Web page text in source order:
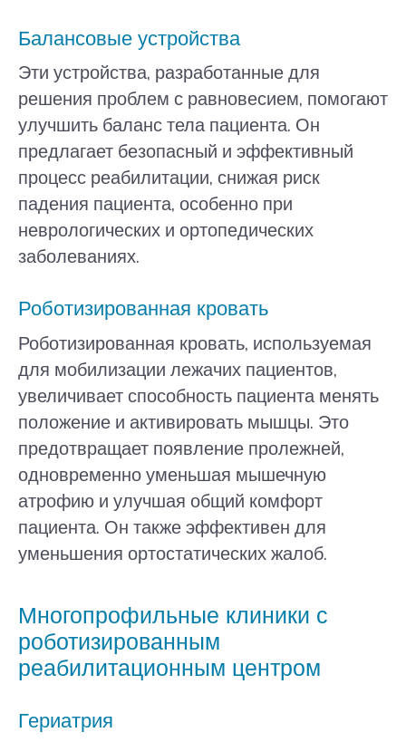
Балансовые устройства
Эти устройства, разработанные для
решения проблем с равновесием, помогают
улучшить баланс тела пациента. Он
предлагает безопасный и эффективный
процесс реабилитации, снижая риск
падения пациента, особенно при
неврологических и ортопедических
заболеваниях.
Роботизированная кровать
Роботизированная кровать, используемая
для мобилизации лежачих пациентов,
увеличивает способность пациента менять
положение и активировать мышцы. Это
предотвращает появление пролежней,
одновременно уменьшая мышечную
атрофию и улучшая общий комфорт
пациента. Он также эффективен для
уменьшения ортостатических жалоб.
Многопрофильные клиники с
роботизированным
реабилитационным центром
Гериатрия